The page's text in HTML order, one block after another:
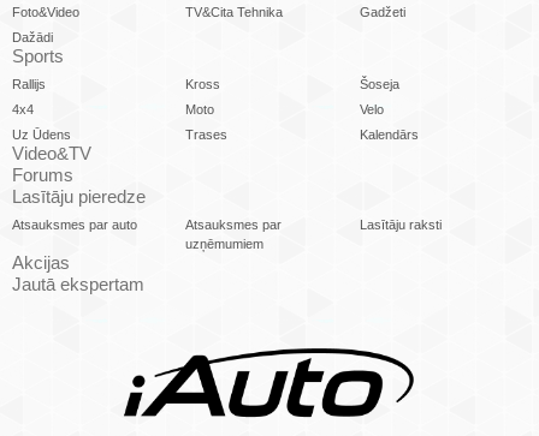
Foto&Video
TV&Cita Tehnika
Gadžeti
Dažādi
Sports
Rallijs Kross
Šoseja
4x4
Moto
Velo
Uz Ūdens
Trases Kalendārs
Video&TV
Forums
Lasītāju pieredze
Atsauksmes par auto
Atsauksmes par
uzņēmumiem
Lasītāju raksti
Akcijas
Jautā ekspertam